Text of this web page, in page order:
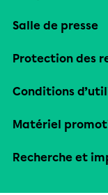
Salle de presse
Protection des
Conditions
Matériel
Recherche et